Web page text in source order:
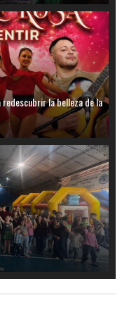
redescubrir la belleza de la